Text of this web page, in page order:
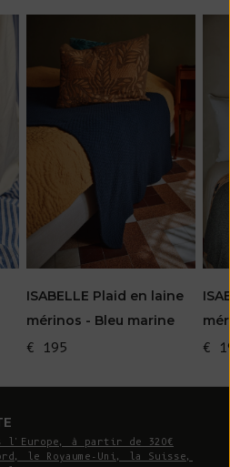
ISABELLE Plaid en laine
mérinos - Bleu marine
€ 195
€
l'Europe, à partir de 320€
le Royaume-Uni, la Suisse,